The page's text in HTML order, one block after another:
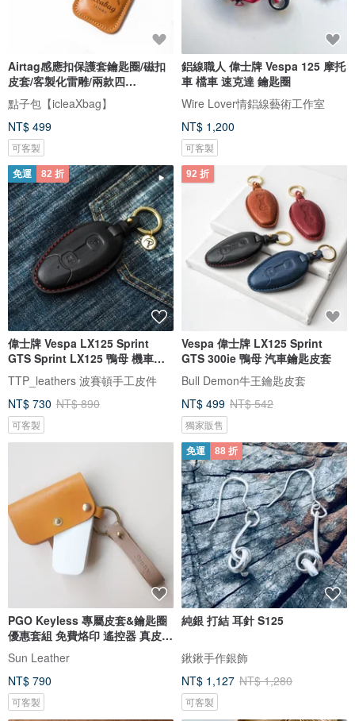
Airtag感應扣保護套鑰匙圈/磁扣
皮套/客製化雷雕/兩款四
色/DG125
點子包【icleaXbag】
NT$ 499
可客製
鋁線職人 偉士牌 Vespa 125 摩托
車 檔車 速克達 鑰匙圈
Wire Lover情鋁線藝術工作室
NT$ 1,200
可客製
免運 82 折
偉士牌 Vespa LX125 Sprint
GTS Sprint LX125 鴨母 機車鑰
匙包鑰
TTP_leathers 波賽頓手工皮件
NT$ 730 NT$ 890
可客製
92 折
Vespa 偉士牌 LX125 Sprint
GTS 300ie 鴨母 汽車鑰匙皮套
Bull Demon牛王鑰匙皮套
NT$ 499 NT$ 542
獨家販售
PGO Keyless 專屬皮套&鑰匙圈
優惠套組 免費烙印 遙控器 真皮皮
革
Sun Leather
NT$ 790
可客製
免運 88 折
純銀 打結 耳針 S125
鍬鍬手作銀飾
NT$ 1,127 NT$ 1,280
可客製